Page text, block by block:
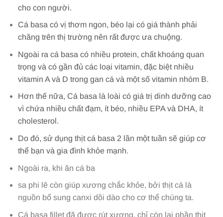
cho con người.
Cá basa có vị thơm ngon, béo lại có giá thành phải
chăng trên thị trường nên rất được ưa chuộng.
Ngoài ra cá basa có nhiều protein, chất khoáng quan
trọng và có gần đủ các loại vitamin, đặc biệt nhiều
vitamin A và D trong gan cá và một số vitamin nhóm B.
Hơn thế nữa, Cá basa là loài có giá trị dinh dưỡng cao
vì chứa nhiều chất đạm, ít béo, nhiều EPA và DHA, ít
cholesterol.
Do đó, sử dụng thịt cá basa 2 lần một tuần sẽ giúp cơ
thể bạn và gia đình khỏe mạnh.
Ngoài ra, khi ăn cá ba
sa phi lê còn giúp xương chắc khỏe, bởi thịt cá là
nguồn bổ sung canxi dồi dào cho cơ thể chúng ta.
Cá basa fillet đã được rút xương, chỉ còn lại phần thịt